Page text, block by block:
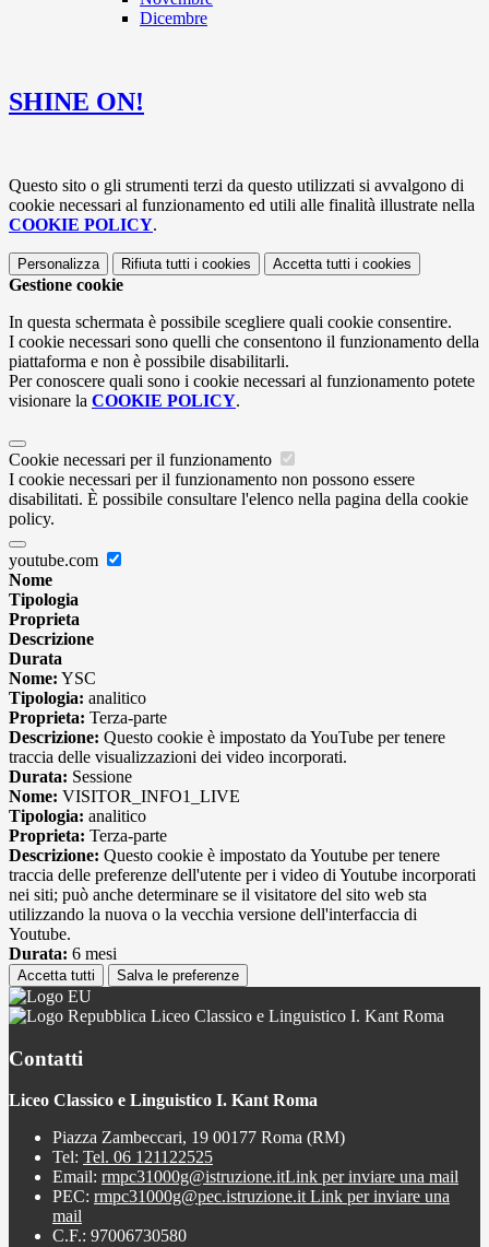
Dicembre
SHINE ON!
Questo sito o gli strumenti terzi da questo utilizzati si avvalgono di
cookie necessari al funzionamento ed utili alle finalità illustrate nella
COOKIE POLICY.
Personalizza Rifiuta tutti i cookies Accetta tutti i cookies
Gestione cookie
In questa schermata è possibile scegliere quali cookie consentire.
I cookie necessari sono quelli che consentono il funzionamento della
piattaforma e non è possibile disabilitarli.
Per conoscere quali sono i cookie necessari al funzionamento potete
visionare la COOKIE POLICY.
Cookie necessari per il funzionamento
I cookie necessari per il funzionamento non possono essere
disabilitati. È possibile consultare l'elenco nella pagina della cookie
policy.
youtube.com
Nome
Tipologia
Proprieta
Descrizione
Durata
Nome: YSC
Tipologia: analitico
Proprieta: Terza-parte
Descrizione: Questo cookie è impostato da YouTube per tenere
traccia delle visualizzazioni dei video incorporati.
Durata: Sessione
Nome: VISITOR_INFO1_LIVE
Tipologia: analitico
Proprieta: Terza-parte
Descrizione: Questo cookie è impostato da Youtube per tenere
traccia delle preferenze dell'utente per i video di Youtube incorporati
nei siti; può anche determinare se il visitatore del sito web sta
utilizzando la nuova o la vecchia versione dell'interfaccia di
Youtube.
Durata: 6 mesi
Accetta tutti Salva le preferenze
Liceo Classico e Linguistico I. Kant Roma
Contatti
Liceo Classico e Linguistico I. Kant Roma
Piazza Zambeccari, 19 00177 Roma (RM)
Tel: Tel. 06 121122525
Email: rmpc31000g@istruzione.itLink per inviare una mail
PEC: rmpc31000g@pec.istruzione.it Link per inviare una
mail
C.F.: 97006730580